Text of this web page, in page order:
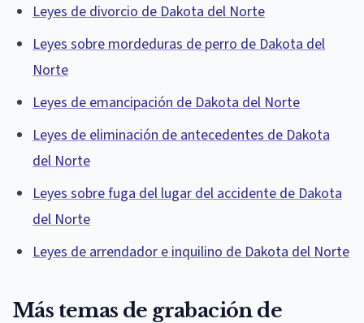
Leyes de divorcio de Dakota del Norte
Leyes sobre mordeduras de perro de Dakota del
Norte
Leyes de emancipación de Dakota del Norte
Leyes de eliminación de antecedentes de Dakota
del Norte
Leyes sobre fuga del lugar del accidente de Dakota
del Norte
Leyes de arrendador e inquilino de Dakota del Norte
Más temas de grabación de